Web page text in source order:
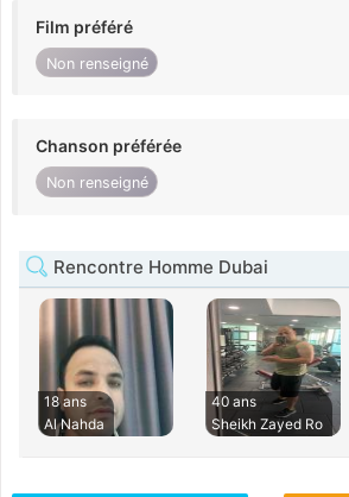
Film préféré
Non renseigné
Chanson préférée
Non renseigné
Rencontre Homme Dubai
18 ans
Al Nahda
40 ans
Sheikh Zayed Ro